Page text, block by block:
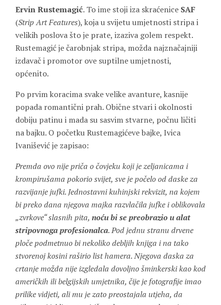
Ervin Rustemagić. To ime stoji iza skraćenice SAF
(Strip Art Features), koja u svijetu umjetnosti stripa i
velikih poslova što je prate, izaziva golem respekt.
Rustemagić je čarobnjak stripa, možda najznačajniji
izdavač i promotor ove suptilne umjetnosti,
općenito.
Po prvim koracima svake velike avanture, kasnije
popada romantični prah. Obične stvari i okolnosti
dobiju patinu i mada su sasvim stvarne, počnu ličiti
na bajku. O početku Rustemagićeve bajke, Ivica
Ivanišević je zapisao:
Premda ovo nije priča o čovjeku koji je zeljanicama i
krompirušama pokorio svijet, sve je počelo od daske za
razvijanje jufki. Jednostavni kuhinjski rekvizit, na kojem
bi preko dana njegova majka razvlačila jufke i oblikovala
„zvrkove“ slasnih pita, noću bi se preobrazio u alat
stripovnoga profesionalca. Pod jednu stranu drvene
ploče podmetnuo bi nekoliko debljih knjiga i na tako
stvorenoj kosini raširio list hamera. Njegova daska za
crtanje možda nije izgledala dovoljno šminkerski kao kod
američkih ili belgijskih umjetnika, čije je fotografije imao
prilike vidjeti, ali mu je zato preostajala utjeha, da